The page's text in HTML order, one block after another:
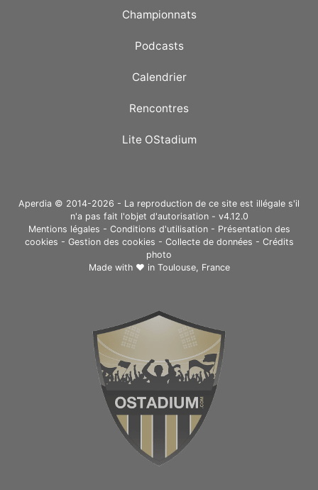
Championnats
Podcasts
Calendrier
Rencontres
Lite OStadium
Aperdia © 2014-2026 - La reproduction de ce site est illégale s'il
n'a pas fait l'objet d'autorisation - v4.12.0
Mentions légales - Conditions d'utilisation- Présentation des
cookies - Gestion des cookies - Collecte de données - Crédits
photo
Made with ❤ in Toulouse, France